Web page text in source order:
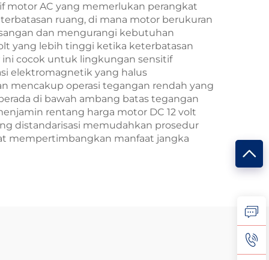
motor AC yang memerlukan perangkat
ruang, di mana motor berukuran
dan mengurangi kebutuhan
yang lebih tinggi ketika keterbatasan
cocok untuk lingkungan sensitif
elektromagnetik yang halus
mencakup operasi tegangan rendah yang
di bawah ambang batas tegangan
rentang harga motor DC 12 volt
distandarisasi memudahkan prosedur
mempertimbangkan manfaat jangka